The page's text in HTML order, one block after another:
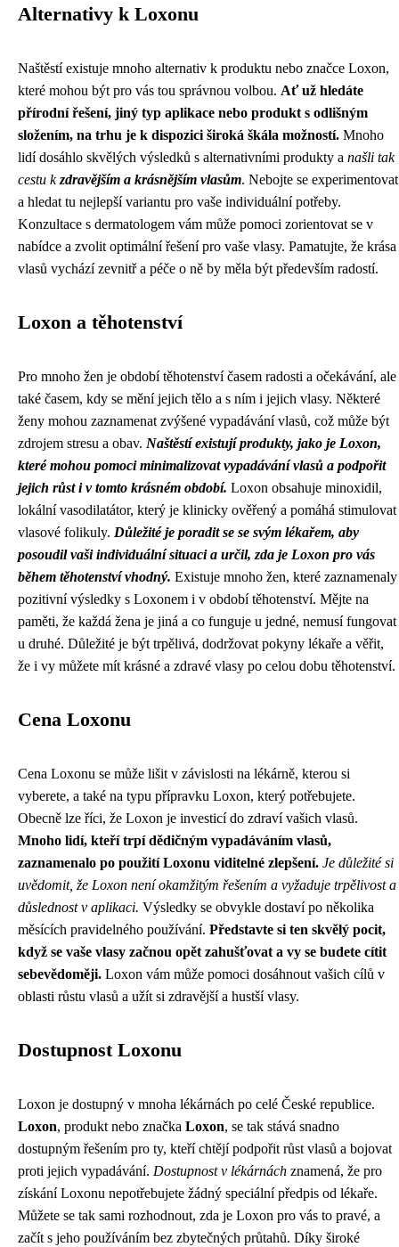
Alternativy k Loxonu
Naštěstí existuje mnoho alternativ k produktu nebo značce Loxon,
které mohou být pro vás tou správnou volbou. Ať už hledáte
přírodní řešení, jiný typ aplikace nebo produkt s odlišným
složením, na trhu je k dispozici široká škála možností. Mnoho
lidí dosáhlo skvělých výsledků s alternativními produkty a našli tak
cestu kzdravějším a krásnějším vlasům. Nebojte se experimentovat
a hledat tu nejlepší variantu pro vaše individuální potřeby.
Konzultace s dermatologem vám může pomoci zorientovat se v
nabídce a zvolit optimální řešení pro vaše vlasy. Pamatujte, že krása
vlasů vychází zevnitř a péče o ně by měla být především radostí.
Loxon a těhotenství
Pro mnoho žen je období těhotenství časem radosti a očekávání, ale
také časem, kdy se mění jejich tělo a s ním i jejich vlasy. Některé
ženy mohou zaznamenat zvýšené vypadávání vlasů, což může být
zdrojem stresu a obav. Naštěstí existují produkty, jako je Loxon,
které mohou pomoci minimalizovat vypadávání vlasů a podpořit
jejich růst i v tomto krásném období. Loxon obsahuje minoxidil,
lokální vasodilatátor, který je klinicky ověřený a pomáhá stimulovat
vlasové folikuly. Důležité je poradit se se svým lékařem, aby
posoudil vaši individuální situaci a určil, zda je Loxon pro vás
během těhotenství vhodný. Existuje mnoho žen, které zaznamenaly
pozitivní výsledky s Loxonem i v období těhotenství. Mějte na
paměti, že každá žena je jiná a co funguje u jedné, nemusí fungovat
u druhé. Důležité je být trpělivá, dodržovat pokyny lékaře a věřit,
že i vy můžete mít krásné a zdravé vlasy po celou dobu těhotenství.
Cena Loxonu
Cena Loxonu se může lišit v závislosti na lékárně, kterou si
vyberete, a také na typu přípravku Loxon, který potřebujete.
Obecně lze říci, že Loxon je investicí do zdraví vašich vlasů.
Mnoho lidí, kteří trpí dědičným vypadáváním vlasů,
zaznamenalo po použití Loxonu viditelné zlepšení. Je důležité si
uvědomit, že Loxon není okamžitým řešením a vyžaduje trpělivost a
důslednost v aplikaci. Výsledky se obvykle dostaví po několika
měsících pravidelného používání. Představte si ten skvělý pocit,
když se vaše vlasy začnou opět zahušťovat a vy se budete cítit
sebevědoměji. Loxon vám může pomoci dosáhnout vašich cílů v
oblasti růstu vlasů a užít si zdravější a hustší vlasy.
Dostupnost Loxonu
Loxon je dostupný v mnoha lékárnách po celé České republice.
Loxon, produkt nebo značka Loxon, se tak stává snadno
dostupným řešením pro ty, kteří chtějí podpořit růst vlasů a bojovat
proti jejich vypadávání. Dostupnost v lékárnách znamená, že pro
získání Loxonu nepotřebujete žádný speciální předpis od lékaře.
Můžete se tak sami rozhodnout, zda je Loxon pro vás to pravé, a
začít s jeho používáním bez zbytečných průtahů. Díky široké